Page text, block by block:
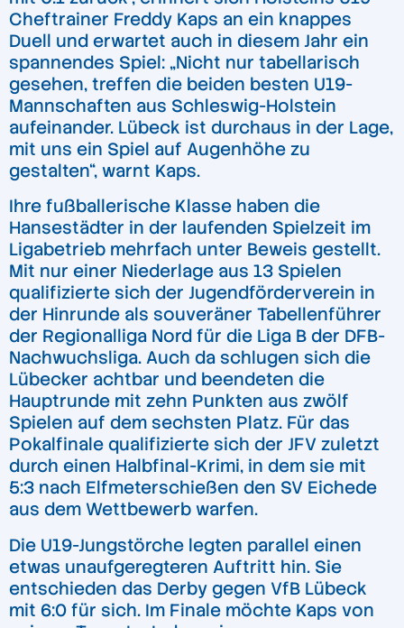
Cheftrainer Freddy Kaps an ein knappes
Duell und erwartet auch in diesem Jahr ein
spannendes Spiel: „Nicht nur tabellarisch
gesehen, treffen die beiden besten U19-
Mannschaften aus Schleswig-Holstein
aufeinander. Lübeck ist durchaus in der Lage,
mit uns ein Spiel auf Augenhöhe zu
gestalten“, warnt Kaps.
Ihre fußballerische Klasse haben die
Hansestädter in der laufenden Spielzeit im
Ligabetrieb mehrfach unter Beweis gestellt.
Mit nur einer Niederlage aus 13 Spielen
qualifizierte sich der Jugendförderverein in
der Hinrunde als souveräner Tabellenführer
der Regionalliga Nord für die Liga B der DFB-
Nachwuchsliga. Auch da schlugen sich die
Lübecker achtbar und beendeten die
Hauptrunde mit zehn Punkten aus zwölf
Spielen auf dem sechsten Platz. Für das
Pokalfinale qualifizierte sich der JFV zuletzt
durch einen Halbfinal-Krimi, in dem sie mit
5:3 nach Elfmeterschießen den SV Eichede
aus dem Wettbewerb warfen.
Die U19-Jungstörche legten parallel einen
etwas unaufgeregteren Auftritt hin. Sie
entschieden das Derby gegen VfB Lübeck
mit 6:0 für sich. Im Finale möchte Kaps von